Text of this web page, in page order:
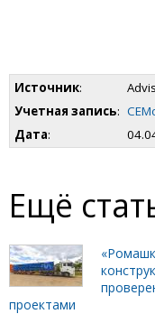
Источник:
Advis
Учетная запись:
Дата:
Ещё
проектами